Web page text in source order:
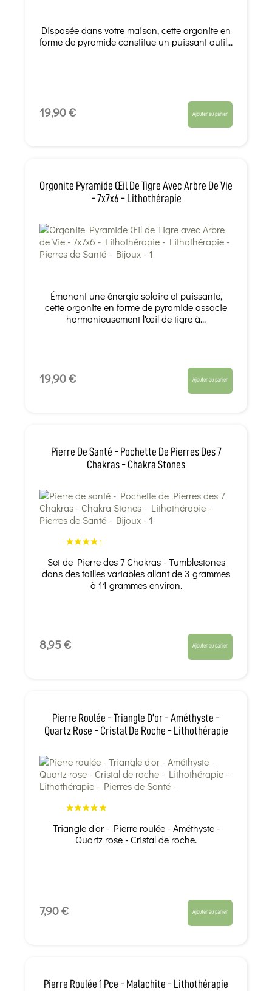
Disposée dans votre maison, cette orgonite en
forme de pyramide constitue un puissant outil...
19,90 € Ajouter au panier
Orgonite Pyramide Œil De Tigre Avec Arbre De Vie
- 7x7x6 - Lithothérapie
Émanant une énergie solaire et puissante,
cette orgonite en forme de pyramide associe
harmonieusement l'œil de tigre à...
19,90 € Ajouter au panier
Pierre De Santé - Pochette De Pierres Des 7
Chakras - Chakra Stones
Set de Pierre des 7 Chakras - Tumblestones
dans des tailles variables allant de 3 grammes
à 11 grammes environ.
8,95 € Ajouter au panier
Pierre Roulée - Triangle D'or - Améthyste -
Quartz Rose - Cristal De Roche - Lithothérapie
Triangle d'or - Pierre roulée - Améthyste -
Quartz rose - Cristal de roche.
7,90 € Ajouter au panier
Pierre Roulée 1 Pce - Malachite - Lithothérapie